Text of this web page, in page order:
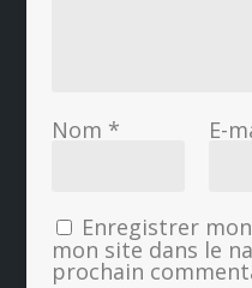
Nom * E-
Enregistrer
mon site dans le
prochain